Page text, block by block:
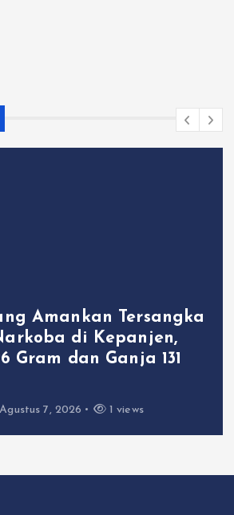
Amankan Tersangka
di Kepanjen,
Gram dan Ganja 131
Agustus 7, 2026 1 views